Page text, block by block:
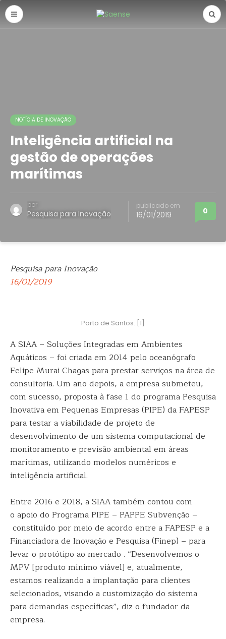
NOTÍCIA DE INOVAÇÃO
Inteligência artificial na
gestão de operações
marítimas
por
Pesquisa para Inovação
publicado em
16/01/2019 0
Pesquisa para Inovação
16/01/2019
Porto de Santos. [1]
A SIAA – Soluções Integradas em Ambientes
Aquáticos – foi criada em 2014 pelo oceanógrafo
Felipe Murai Chagas para prestar serviços na área de
consultoria. Um ano depois, a empresasubmeteu,
com sucesso, proposta à fase 1 do programa Pesquisa
Inovativa em Pequenas Empresas (PIPE) da FAPESP
para testar a viabilidade de projeto de
desenvolvimento de um sistema computacional de
monitoramento e previsão ambiental em áreas
marítimas, utilizando modelos numéricos e
inteligência artificial.
Entre 2016 e 2018, a SIAA também contou com
o apoio do Programa PIPE – PAPPE Subvenção –
constituído por meio de acordo entre a FAPESP e a
Financiadora de Inovação e Pesquisa (Finep) – para
levar o protótipo ao mercado . “Desenvolvemos o
MPV [produto mínimo viável] e, atualmente,
estamos realizando a implantação para clientes
selecionados, visando a customização do sistema
para demandas específicas”, diz o fundador da
empresa.